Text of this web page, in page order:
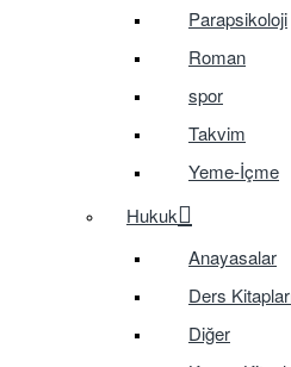
Parapsikoloji
Roman
spor
Takvim
Yeme-İçme
Hukuk
Anayasalar
Ders
Diğer